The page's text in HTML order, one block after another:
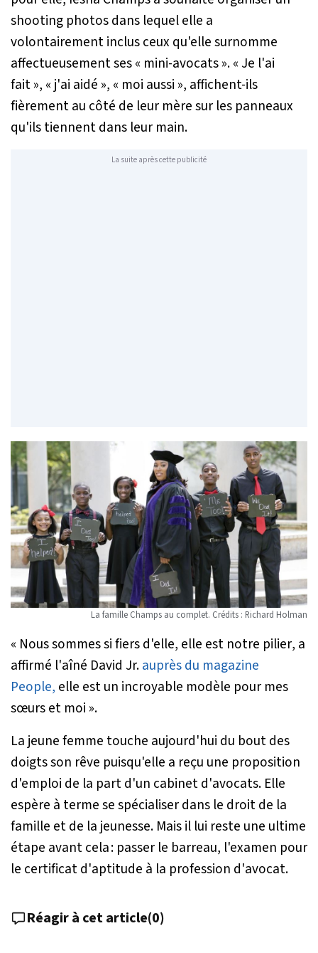
shooting photos dans lequel elle a
volontairement inclus ceux qu'elle surnomme
affectueusement ses « mini-avocats ». « Je l'ai
fait », « j'ai aidé », « moi aussi », affichent-ils
fièrement au côté de leur mère sur les panneaux
qu'ils tiennent dans leur main.
La suite après cette publicité
La famille Champs au complet. Crédits : Richard Holman
« Nous sommes si fiers d'elle, elle est notre pilier, a
affirmé l'aîné David Jr.auprès du magazine
People, elle est un incroyable modèle pour mes
sœurs et moi ».
La jeune femme touche aujourd'hui du bout des
doigts son rêve puisqu'elle a reçu une proposition
d'emploi de la part d'un cabinet d'avocats. Elle
espère à terme se spécialiser dans le droit de la
famille et de la jeunesse. Mais il lui reste une ultime
étape avant cela : passer le barreau, l'examen pour
le certificat d'aptitude à la profession d'avocat.
Réagir à cet article(0)